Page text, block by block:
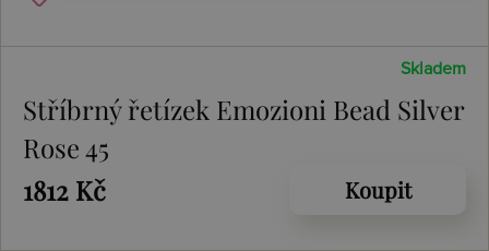
Skladem
Stříbrný řetízek Emozioni Bead Silver
Rose 45
1812 Kč
Koupit